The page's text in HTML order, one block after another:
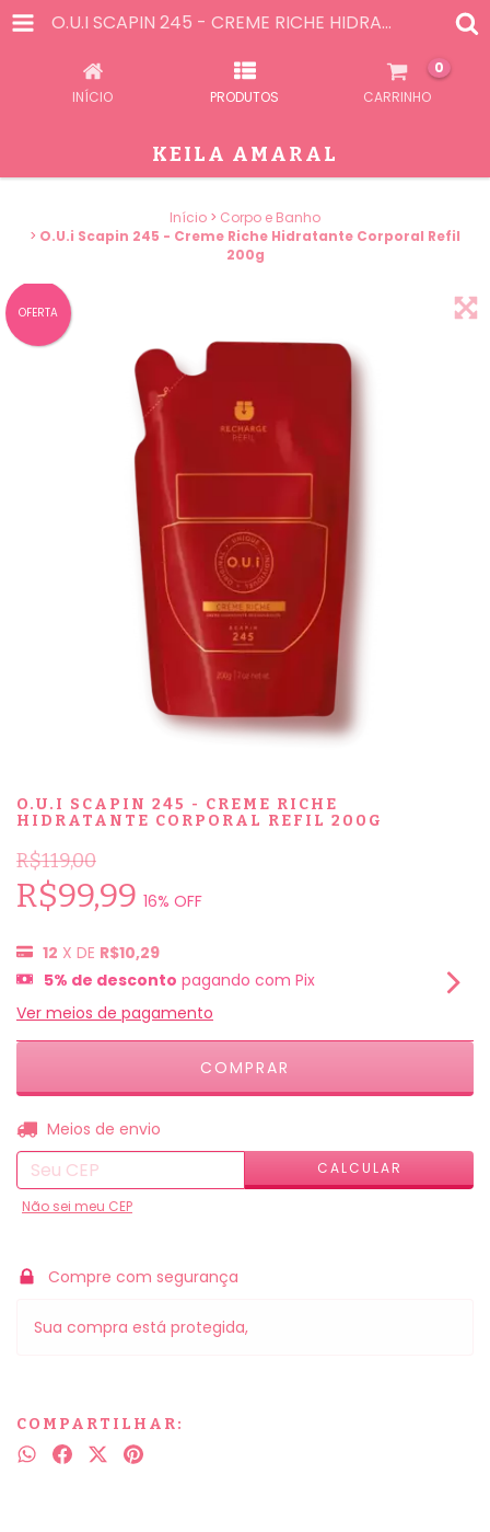
O.U.I SCAPIN 245 - CREME RICHE HIDRATANTE CORPORAL REFIL 200G
INÍCIO PRODUTOS CARRINHO
0
KEILA AMARAL
Início > Corpo e Banho
> O.U.i Scapin 245 - Creme Riche Hidratante Corporal Refil
200g
OFERTA
O.U.I SCAPIN 245 - CREME RICHE
HIDRATANTE CORPORAL REFIL 200G
R$119,00
R$99,99 16% OFF
12 X DE R$10,29
5% de desconto pagando com Pix
Ver meios de pagamento
Entregas para o CEP:
Meios de envio
CALCULAR
Não sei meu CEP
Compre com segurança
Sua compra está protegida,
COMPARTILHAR: